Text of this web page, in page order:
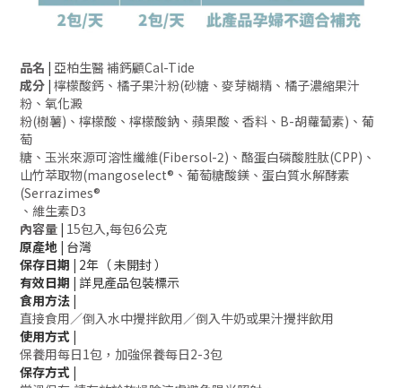
品名 | 亞柏生醫 補鈣顧Cal-Tide
成分 | 檸檬酸鈣、橘子果汁粉(砂糖、麥芽糊精、橘子濃縮果汁
粉、氧化澱
粉(樹薯)、檸檬酸、檸檬酸鈉、蘋果酸、香料、B-胡蘿蔔素)、葡
萄
糖、玉米來源可溶性纖維(Fibersol-2)、酪蛋白磷酸胜肽(CPP)、
山竹萃取物(mangoselect®、葡萄糖酸鎂、蛋白質水解酵素
(Serrazimes®
、維生素D3
內容量 | 15包入,每包6公克
原產地 | 台灣
保存日期 | 2年（ 未開封 ）
有效日期 | 詳見產品包裝標示
食用方法 |
直接食用／倒入水中攪拌飲用／倒入牛奶或果汁攪拌飲用
使用方式 |
保養用每日1包，加強保養每日2-3包
保存方式 |